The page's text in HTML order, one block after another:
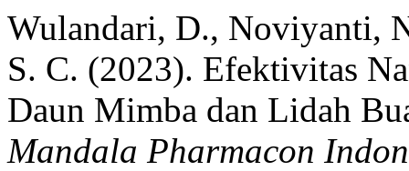
Wulandari, D., Noviyanti,
S. C. (2023). Efektivitas
Daun Mimba dan Lidah
Mandala Pharmacon